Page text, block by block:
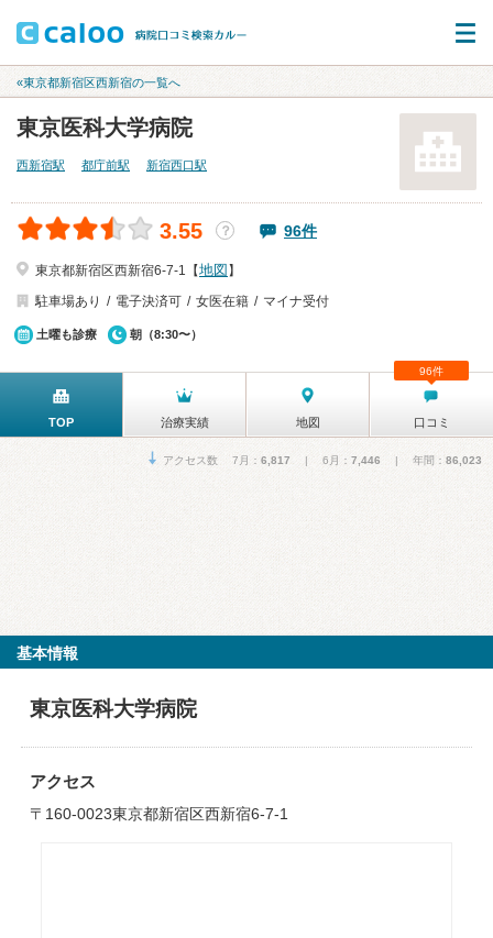
«東京都新宿区西新宿の一覧へ
東京医科大学病院
西新宿駅 都庁前駅 新宿西口駅
3.55 ？ 96件
東京都新宿区西新宿6-7-1【地図 】
駐車場あり
電子決済可 女医在籍 マイナ受付
土曜も診療 朝（8:30〜）
TOP 治療実績 地図 口コミ
96件
アクセス数 7月： 6,817 | 6月： 7,446 | 年間： 86,023
基本情報
東京医科大学病院
アクセス
〒160-0023東京都新宿区西新宿6-7-1